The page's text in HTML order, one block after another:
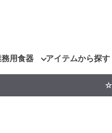
用食器 アイテムから探す
☆